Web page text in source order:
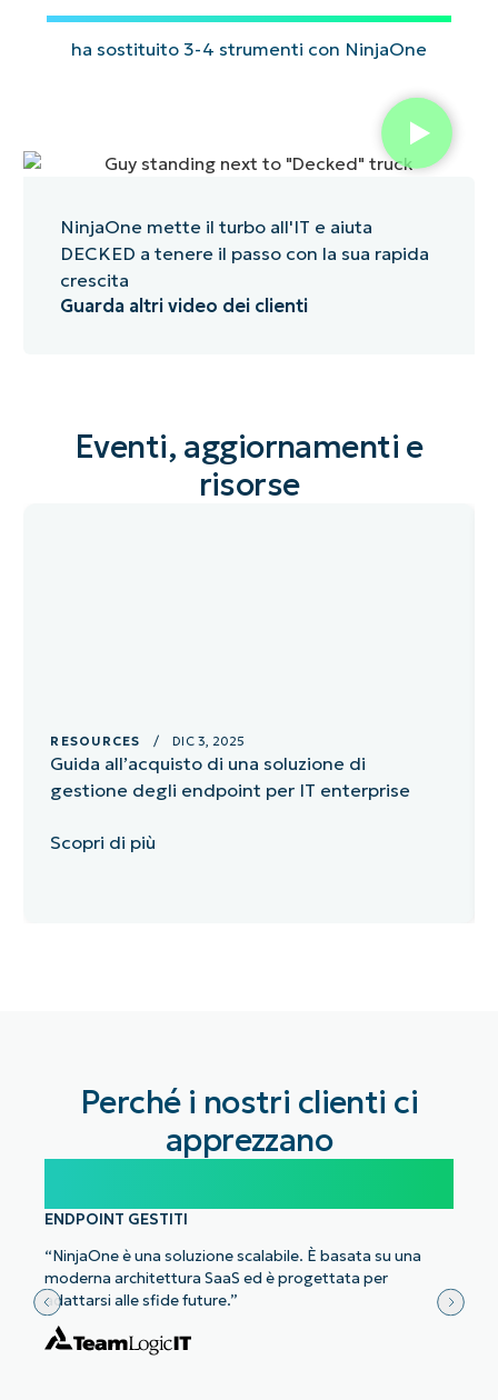
di
NinjaOne.
più
rapide
problemi.
ha sostituito 3-4 strumenti con NinjaOne
NinjaOne mette il turbo all'IT e aiuta
DECKED a tenere il passo con la sua rapida
crescita
Guarda altri video dei clienti
Eventi, aggiornamenti e
risorse
RESOURCES / DIC 3, 2025
Guida all’acquisto di una soluzione di
gestione degli endpoint per IT enterprise
Scopri di più
Perché i nostri clienti ci
apprezzano
ENDPOINT GESTITI
“NinjaOne è una soluzione scalabile. È basata su una
moderna architettura SaaS ed è progettata per
adattarsi alle sfide future.”